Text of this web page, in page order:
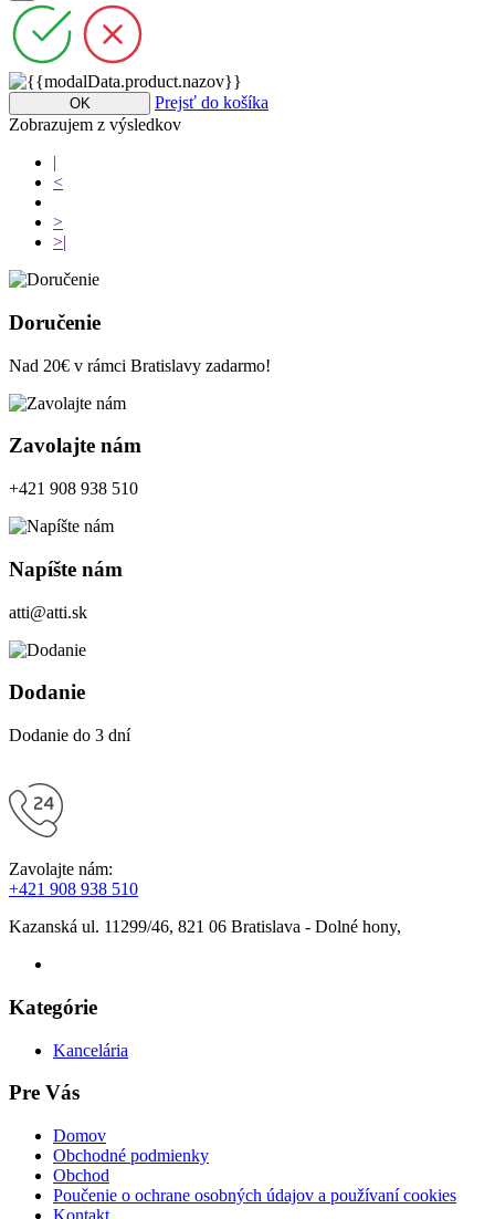
OK
Prejsť do košíka
Zobrazujem z výsledkov
|
<
>
>|
Doručenie
Nad 20€ v rámci Bratislavy zadarmo!
Zavolajte nám
+421 908 938 510
Napíšte nám
atti@atti.sk
Dodanie
Dodanie do 3 dní
Zavolajte nám:
+421 908 938 510
Kazanská ul. 11299/46, 821 06 Bratislava - Dolné hony,
Kategórie
Kancelária
Pre Vás
Domov
Obchodné podmienky
Obchod
Poučenie o ochrane osobných údajov a používaní cookies
Kontakt